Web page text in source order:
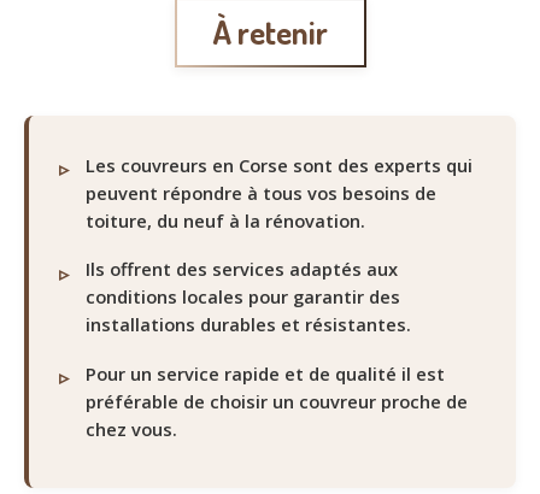
À retenir
Les couvreurs en Corse sont des experts qui
peuvent répondre à tous vos besoins de
toiture, du neuf à la rénovation.
Ils offrent des services adaptés aux
conditions locales pour garantir des
installations durables et résistantes.
Pour un service rapide et de qualité il est
préférable de choisir un couvreur proche de
chez vous.